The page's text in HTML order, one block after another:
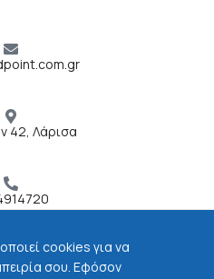
42, Λάρισα
cookies για να
σου. Εφόσον